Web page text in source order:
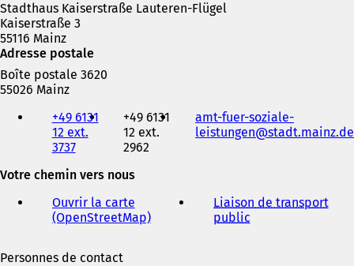
Stadthaus Kaiserstraße Lauteren-Flügel
Kaiserstraße 3
55116 Mainz
Adresse postale
Boîte postale 3620
55026 Mainz
électronique
+49 6131
12 ext.
3737
+49 6131
12 ext.
2962
amt-fuer-soziale-
leistungen
stadt.mainz de
Votre chemin vers nous
Ouvrir la carte
(OpenStreetMap)(
Liaison de transport
public
Personnes de contact